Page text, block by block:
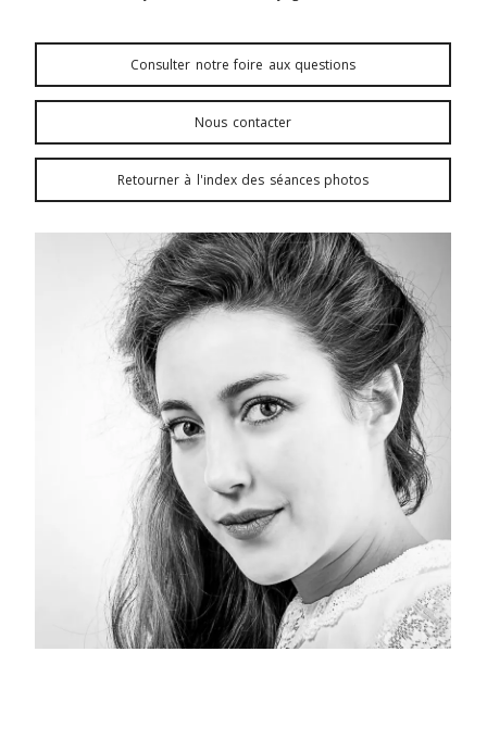
Consulter notre foire aux questions
Nous contacter
Retourner à l'index des séances photos